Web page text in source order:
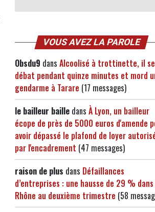
VOUS AVEZ LA PAROLE
Obsdu9 dans Alcoolisé à trottinette, il se
débat pendant quinze minutes et mord
gendarme à Tarare (17 messages)
le bailleur baille dans À Lyon, un bailleur
écope de près de 5000 euros d'amende
avoir dépassé le plafond de loyer
par l'encadrement (47 messages)
raison de plus dans Défaillances
d’entreprises : une hausse de 29 %
Rhône au deuxième trimestre (58